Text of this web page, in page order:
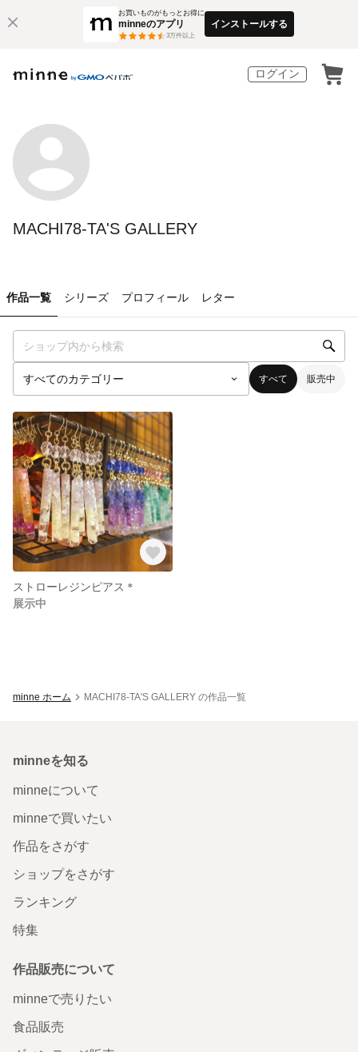
お買いものがもっとお得に
minneのアプリ
3万件以上
インストールする
ログイン
MACHI78-TA'S GALLERY
作品一覧 シリーズ プロフィール レター
すべて 販売中
ストローレジンピアス＊
展示中
minne ホーム MACHI78-TA'S GALLERY の作品一覧
minneを知る
minneについて
minneで買いたい
作品をさがす
ショップをさがす
ランキング
特集
作品販売について
minneで売りたい
食品販売